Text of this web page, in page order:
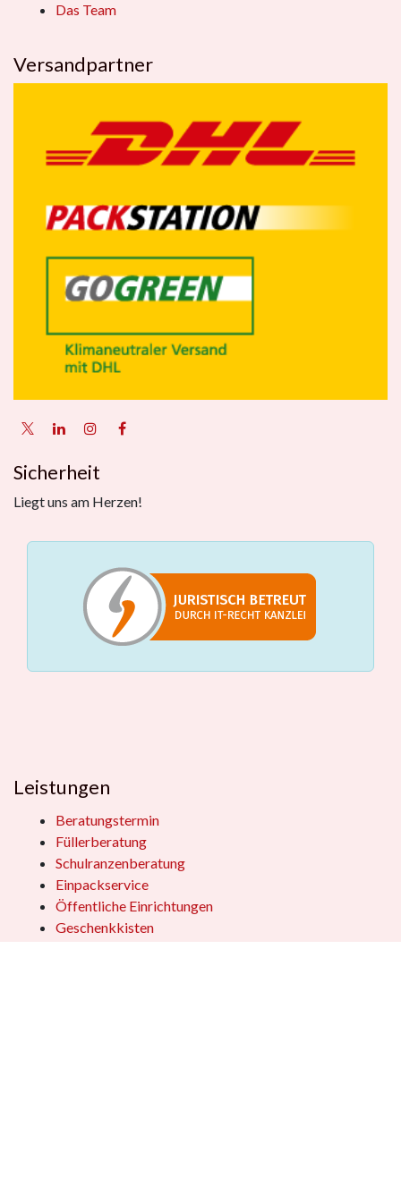
Das Team
Versandpartner
Sicherheit
Liegt uns am Herzen!
Leistungen
Beratungstermin
Füllerberatung
Schulranzenberatung
Einpackservice
Öffentliche Einrichtungen
Geschenkkisten